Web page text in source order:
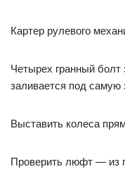
Картер рулевого
Четырех гранный болт
заливается под самую
Выставить колеса
Проверить люфт — из